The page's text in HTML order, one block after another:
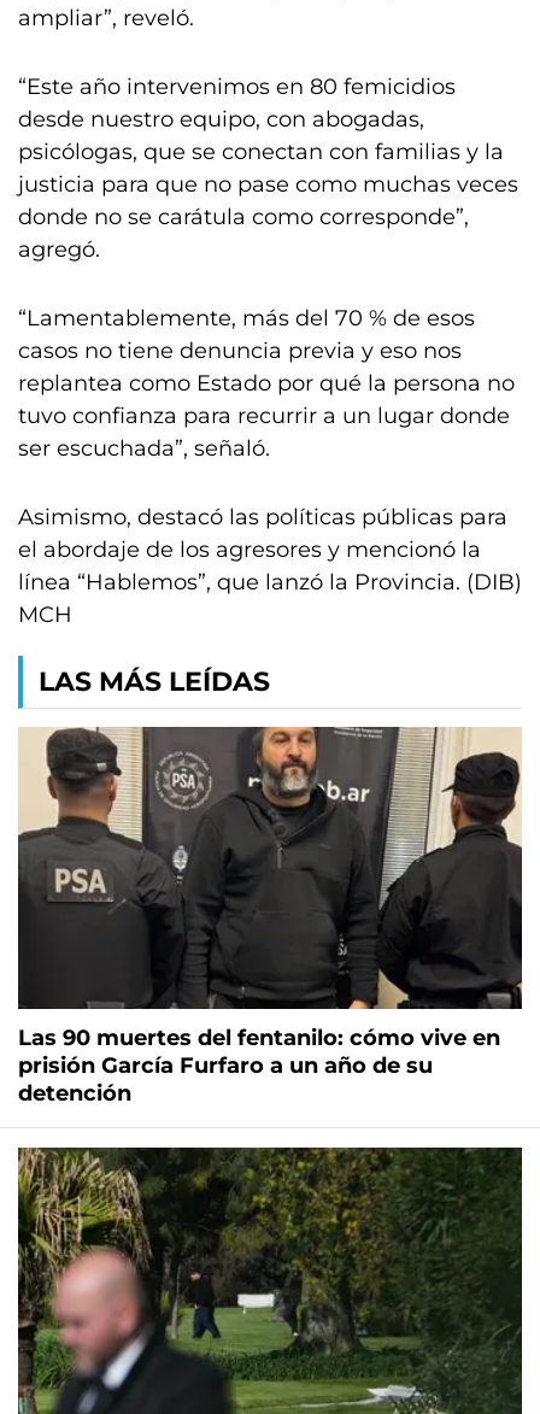
ampliar”, reveló.
“Este año intervenimos en 80 femicidios
desde nuestro equipo, con abogadas,
psicólogas, que se conectan con familias y la
justicia para que no pase como muchas veces
donde no se carátula como corresponde”,
agregó.
“Lamentablemente, más del 70 % de esos
casos no tiene denuncia previa y eso nos
replantea como Estado por qué la persona no
tuvo confianza para recurrir a un lugar donde
ser escuchada”, señaló.
Asimismo, destacó las políticas públicas para
el abordaje de los agresores y mencionó la
línea “Hablemos”, que lanzó la Provincia. (DIB)
MCH
LAS MÁS LEÍDAS
Las 90 muertes del fentanilo: cómo vive en
prisión García Furfaro a un año de su
detención